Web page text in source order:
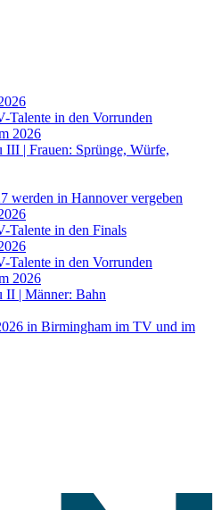
Talente in den Vorrunden
2026
| Frauen: Sprünge, Würfe,
werden in Hannover vergeben
Talente in den Finals
Talente in den Vorrunden
2026
II | Männer: Bahn
in Birmingham im TV und im